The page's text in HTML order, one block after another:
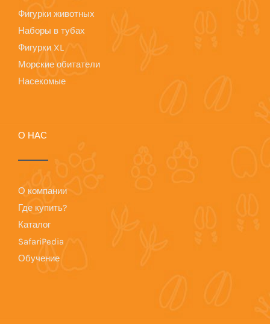
Фигурки животных
Наборы в тубах
Фигурки XL
Морские обитатели
Насекомые
О НАС
О компании
Где купить?
Каталог
SafariPedia
Обучение